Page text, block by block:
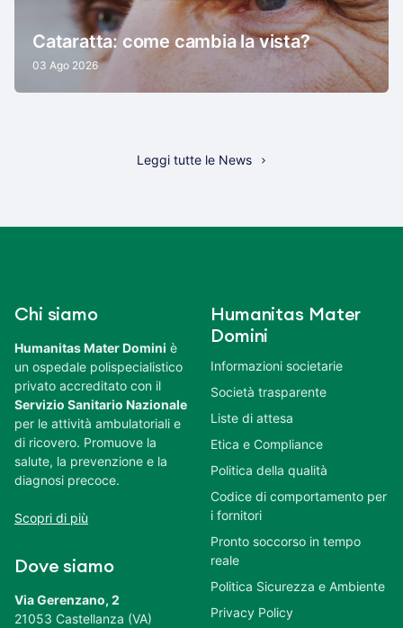
Cataratta: come cambia la vista?
03 Ago 2026
Leggi tutte le News
Chi siamo
Humanitas Mater Domini è
un ospedale polispecialistico
privato accreditato con il
Servizio Sanitario Nazionale
per le attività ambulatoriali e
di ricovero. Promuove la
salute, la prevenzione e la
diagnosi precoce.
Scopri di più
Dove siamo
Via Gerenzano, 2
21053 Castellanza (VA)
Humanitas Mater
Domini
Informazioni societarie
Società trasparente
Liste di attesa
Etica e Compliance
Politica della qualità
Codice di comportamento per
i fornitori
Pronto soccorso in tempo
reale
Politica Sicurezza e Ambiente
Privacy Policy